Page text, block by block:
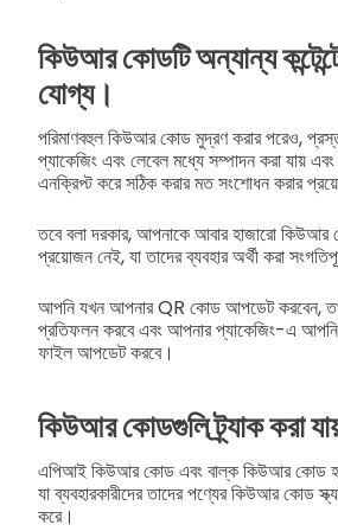
কিউআর কোডটি অন্যান্য
যোগ্য।
পরিমাণবহুল কিউআর কোড মুদ্রণ করার পরেও,
প্যাকেজিং এবং লেবেল মধ্যে সম্পাদন করা যায়
এনক্রিপ্ট করে সঠিক করার মত সংশোধন করার
তবে বলা দরকার, আপনাকে আবার হাজারো কিউআর
প্রয়োজন নেই, যা তাদের ব্যবহার অর্থী করা
আপনি যখন আপনার QR কোড আপডেট করবেন,
প্রতিফলন করবে এবং আপনার প্যাকেজিং-এ আপনি
ফাইল আপডেট করবে।
কিউআর কোডগুলি ট্র্যাক করা
এপিআই কিউআর কোড এবং বাল্ক কিউআর কোড
যা ব্যবহারকারীদের তাদের পণ্যের কিউআর কোড
করে।